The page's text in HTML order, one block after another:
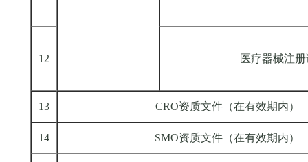
12 医疗器械注
13 CRO资质文件（在有效期内）
14 SMO资质文件（在有效期内）